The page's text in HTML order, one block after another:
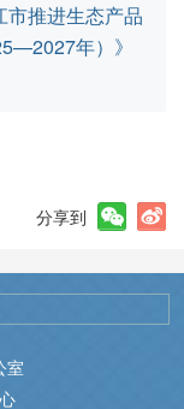
推进生态产品
年）》
分享到
室